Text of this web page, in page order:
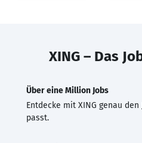
XING – Das
Über eine Million Jobs
Entdecke mit XING genau
passt.